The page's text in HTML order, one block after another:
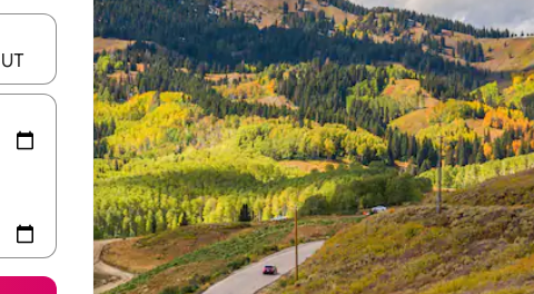
करके नेविगेट करें या टच या फिर स्वाइप जेस्चर का इस्तेमाल करके एक्सप्लोर करें।